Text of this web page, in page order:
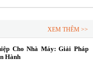
XEM THÊM >>
Cho Nhà Máy: Giải Pháp
Hành